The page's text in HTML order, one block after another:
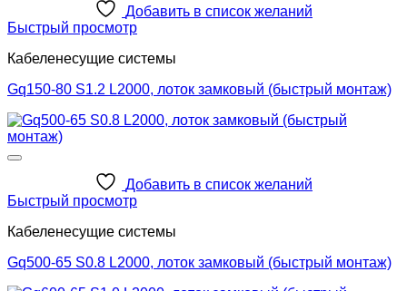
Добавить в список желаний
Быстрый просмотр
Кабеленесущие системы
Gq150-80 S1.2 L2000, лоток замковый (быстрый монтаж)
Добавить в список желаний
Быстрый просмотр
Кабеленесущие системы
Gq500-65 S0.8 L2000, лоток замковый (быстрый монтаж)